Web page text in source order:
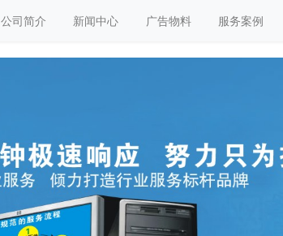
公司简介 新闻中心 广告物料 服务案例